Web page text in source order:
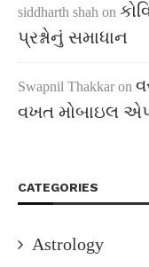
siddharth shah on
પ્રશ્નોનું સમાધાન
Swapnil Thakkar on
વખત મોબાઇલ
CATEGORIES
Astrology